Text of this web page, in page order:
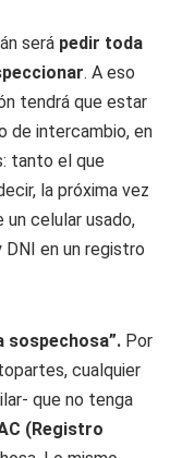
será pedir toda
. A eso
tendrá que estar
de intercambio, en
tanto el que
la próxima vez
un celular usado,
DNI en un registro
sospechosa”. Por
cualquier
que no tenga
(Registro